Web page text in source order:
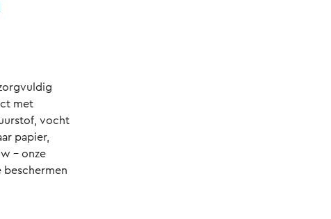
met
vocht
papier,
- onze
beschermen